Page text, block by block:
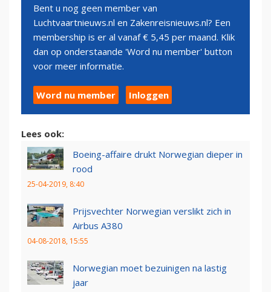
Bent u nog geen member van
Luchtvaartnieuws.nl en Zakenreisnieuws.nl? Een
membership is er al vanaf € 5,45 per maand. Klik
dan op onderstaande 'Word nu member' button
voor meer informatie.
Word nu member Inloggen
Lees ook:
Boeing-affaire drukt Norwegian dieper in
rood
25-04-2019, 8:40
Prijsvechter Norwegian verslikt zich in
Airbus A380
04-08-2018, 15:55
Norwegian moet bezuinigen na lastig
jaar